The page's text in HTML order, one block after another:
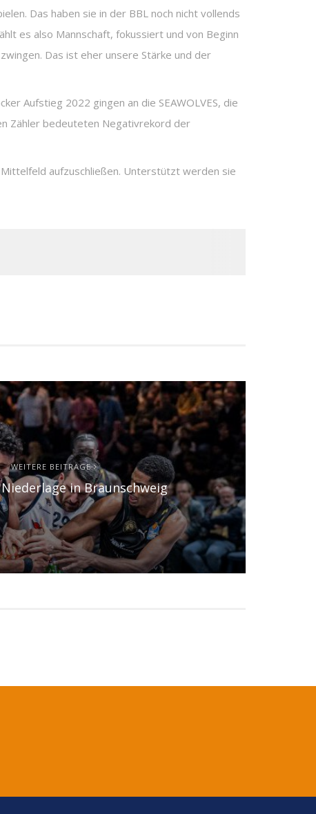
Das haben sie in der BBL noch nicht vollends
es also Mannschaft, fokussiert und von Beginn
Das ist eher unsere Stärke und der
Aufstieg 2022 gingen an die SEAWOLVES, die
Zähler bedeuteten Negativrekord der
Mittelfeld aufzuschließen. Unterstützt werden sie
WEITERE BEITRÄGE
in Braunschweig